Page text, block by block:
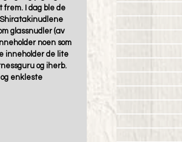
frem. I dag ble de
Shiratakinudlene
glassnudler (av
noen som
inneholder de lite
og iherb.
enkleste